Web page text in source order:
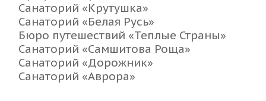
Санаторий «Крутушка»
Санаторий «Белая Русь»
Бюро путешествий «Теплые Страны»
Санаторий «Самшитова Роща»
Санаторий «Дорожник»
Санаторий «Аврора»